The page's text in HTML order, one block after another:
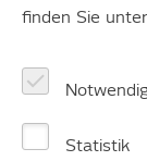
Person des
formuliert. Der
Entdecken!
finden Sie unter
Statistik